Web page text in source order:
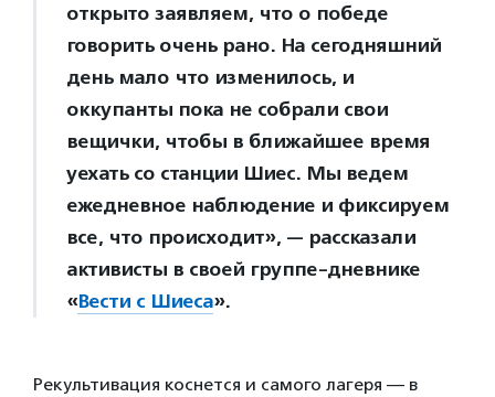
открыто заявляем, что о победе
говорить очень рано. На сегодняшний
день мало что изменилось, и
оккупанты пока не собрали свои
вещички, чтобы в ближайшее время
уехать со станции Шиес. Мы ведем
ежедневное наблюдение и фиксируем
все, что происходит», — рассказали
активисты в своей группе-дневнике
«Вести с Шиеса».
Рекультивация коснется и самого лагеря — в